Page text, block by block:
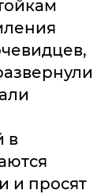
в
и просят